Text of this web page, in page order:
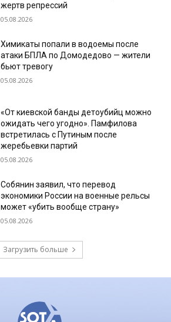
жертв репрессий
05.08.2026
Химикаты попали в водоемы после
атаки БПЛА по Домодедово — жители
бьют тревогу
05.08.2026
«От киевской банды детоубийц можно
ожидать чего угодно». Памфилова
встретилась с Путиным после
жеребьевки партий
05.08.2026
Собянин заявил, что перевод
экономики России на военные рельсы
может «убить вообще страну»
05.08.2026
Загрузить больше